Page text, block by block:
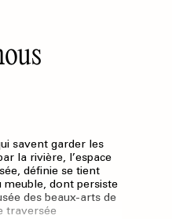
savent garder les
la rivière, l’espace
définie se tient
meuble, dont persiste
des beaux-arts de
traversée